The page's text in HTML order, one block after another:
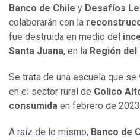
Banco de Chile y Desafíos
colaborarán con la
fue destruida en medio del
Santa Juana, en la Región del
Se trata de una escuela que
en el sector rural de Colico
consumida en febrero de
A raíz de lo mismo, Banco de